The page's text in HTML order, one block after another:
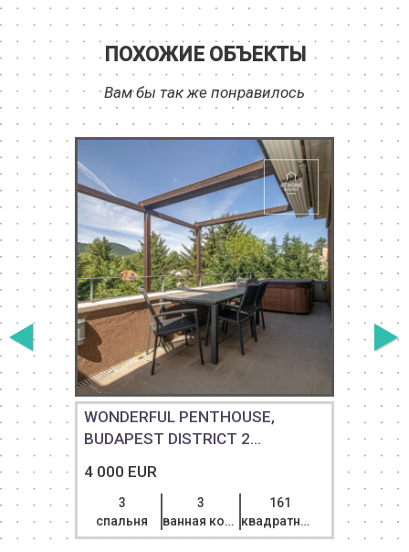
ПОХОЖИЕ ОБЪЕКТЫ
Вам бы так же понравилось
WONDERFUL PENTHOUSE,
BUDAPEST DISTRICT 2...
4 000 EUR
3
спальня
3
ванная комната
161
квадратный метр